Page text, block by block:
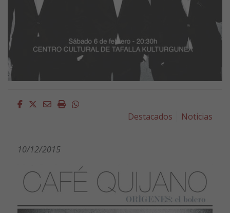
Facebook
Twitter
EmailImprimirWhatsapp
Destacados
Noticias
10/12/2015